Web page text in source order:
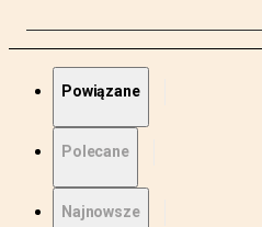
Powiązane
Polecane
Najnowsze